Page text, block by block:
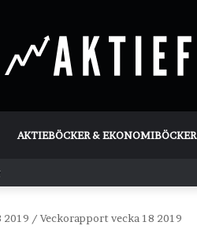
AKTIEBÖCKER & EKONOMIBÖCKER
2019 / Veckorapport vecka 18 2019